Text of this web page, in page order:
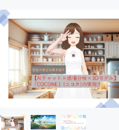
アート・写真
テクノロジー・
映像・映画
ビジネス・起業